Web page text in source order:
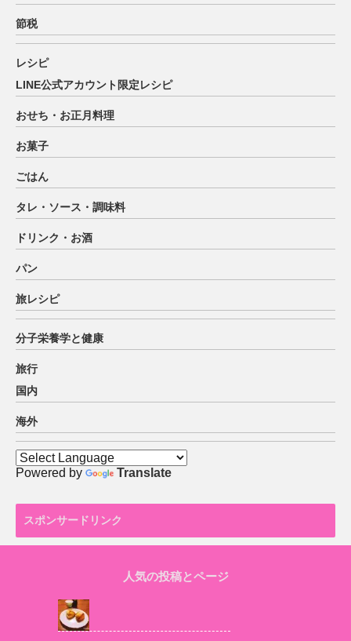
節税
レシピ
LINE公式アカウント限定レシピ
おせち・お正月料理
お菓子
ごはん
タレ・ソース・調味料
ドリンク・お酒
パン
旅レシピ
分子栄養学と健康
旅行
国内
海外
Powered by Translate
スポンサードリンク
人気の投稿とページ